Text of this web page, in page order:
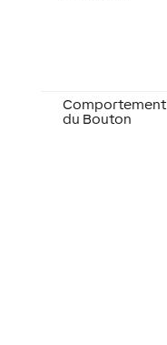
Comportement
du Bouton